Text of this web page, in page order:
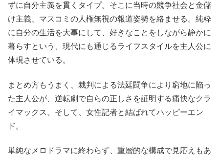
ずに自分主義を貫くタイプ。そこに当時の競争社会と金儲
け主義、マスコミの人権無視の報道姿勢を絡ませる。純粋
に自分の生活を大事にして、好きなことをしながら静かに
暮らすという、現代にも通じるライフスタイルを主人公に
体現させている。
まとめ方もうまく、裁判による法廷闘争により窮地に陥っ
た主人公が、逆転劇で自らの正しさを証明する痛快なクラ
イマックス。そして、女性記者と結ばれてハッピーエン
ド。
単純なメロドラマに終わらず、重層的な構成で見応えもあ